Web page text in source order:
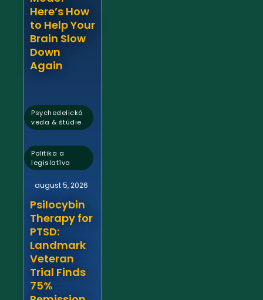
Here’s How
to Help Your
Brain Slow
Down
Again
Psychedelická
veda & štúdie
,
Politika a
legislatíva
august 5, 2026
Psilocybin
Therapy for
PTSD:
Landmark
Veteran
Trial Finds
75%